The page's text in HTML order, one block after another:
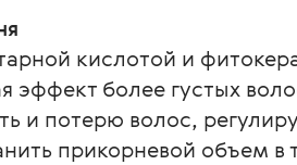
кислотой и
эффект более густых
и потерю волос,
прикорневой объем в